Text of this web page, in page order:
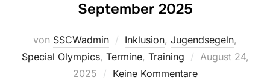
September 2025
von SSCWadmin Inklusion, Jugendsegeln,
Special Olympics, Termine, Training
Veröffentlicht
August 24,
2025
Keine Kommentare